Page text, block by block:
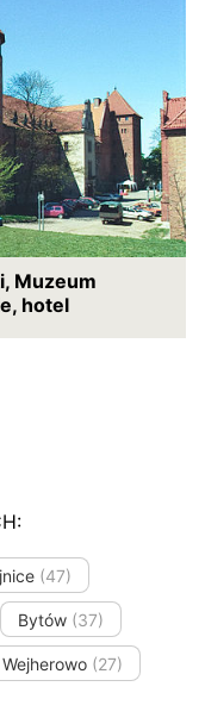
Muzeum
hotel
(47)
Bytów (37)
Wejherowo (27)